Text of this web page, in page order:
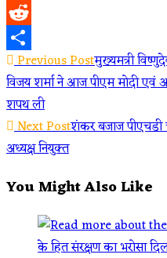
WhatsApp
Reddit
Share
Read
more
articles
Previous Postमुख्यमत्री
विजय शर्मा ने आज पीएम मोदी एवं
शपथ ली
Next Postशंकर बजाज
अध्यक्ष नियुक्त
You Might Also Like